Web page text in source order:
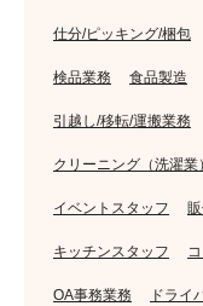
仕分/ピッキング/梱包
検品業務 食品製造
引越し/移転/運搬業務
クリーニング（洗濯業）
イベントスタッフ
キッチンスタッフ
OA事務業務 ドライ